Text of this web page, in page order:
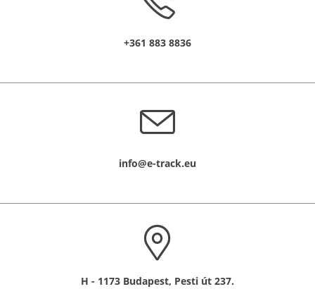
+361 883 8836
info@e-track.eu
H - 1173 Budapest, Pesti út 237.